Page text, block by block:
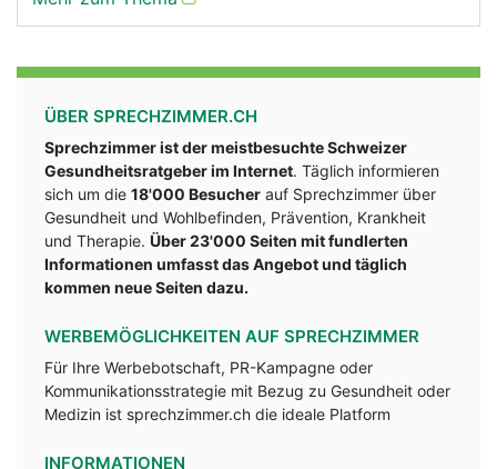
ÜBER SPRECHZIMMER.CH
Sprechzimmer ist der meistbesuchte Schweizer
Gesundheitsratgeber im Internet. Täglich informieren
sich um die 18'000 Besucher auf Sprechzimmer über
Gesundheit und Wohlbefinden, Prävention, Krankheit
und Therapie. Über 23'000 Seiten mit fundlerten
Informationen umfasst das Angebot und täglich
kommen neue Seiten dazu.
WERBEMÖGLICHKEITEN AUF SPRECHZIMMER
Für Ihre Werbebotschaft, PR-Kampagne oder
Kommunikationsstrategie mit Bezug zu Gesundheit oder
Medizin ist sprechzimmer.ch die ideale Platform
INFORMATIONEN